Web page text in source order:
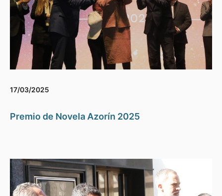
17/03/2025
Premio de Novela Azorín 2025